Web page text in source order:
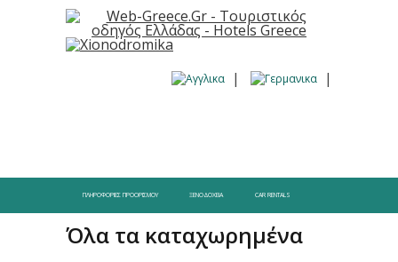
ΠΛΗΡΟΦΟΡΊΕΣ ΠΡΟΟΡΙΣΜΟΎ ΞΕΝΟΔΟΧΕΊΑ CAR RENTALS
Όλα τα καταχωρημένα